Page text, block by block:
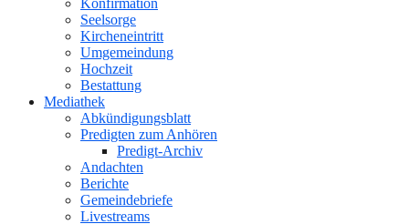
Konfirmation
Seelsorge
Kircheneintritt
Umgemeindung
Hochzeit
Bestattung
Mediathek
Abkündigungsblatt
Predigten zum Anhören
Predigt-Archiv
Andachten
Berichte
Gemeindebriefe
Livestreams